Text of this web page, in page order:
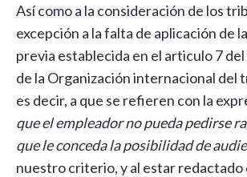
Así como a la consideración de los
excepción a la falta de aplicación de
previa establecida en el articulo 7
de la Organización internacional del
es decir, a que se refieren con la
que el empleador no pueda pedirse
que le conceda la posibilidad de
nuestro criterio, y al estar redactado